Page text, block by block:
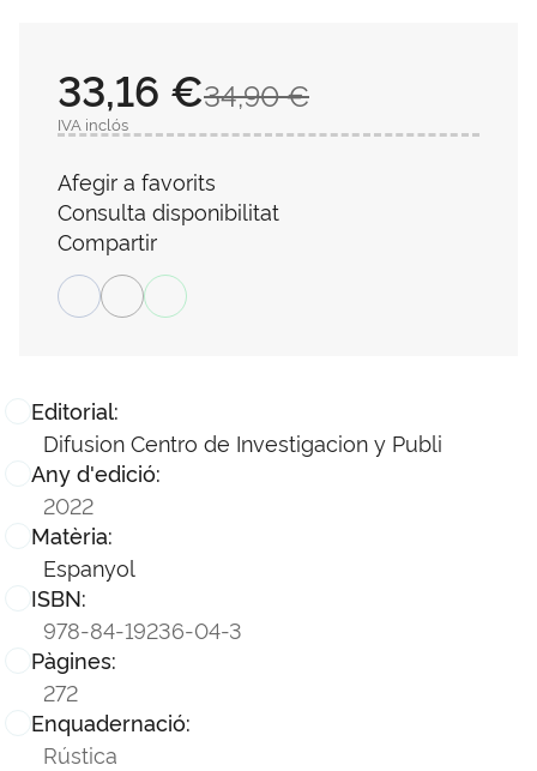
Editorial:
Difusion Centro de Investigacion y Publi
Any d'edició:
2022
Matèria:
Espanyol
ISBN:
978-84-19236-04-3
Pàgines:
272
Enquadernació:
Rústica
34,90 €
33,16 €
IVA inclós
Afegir a favorits
Consulta disponibilitat
Compartir